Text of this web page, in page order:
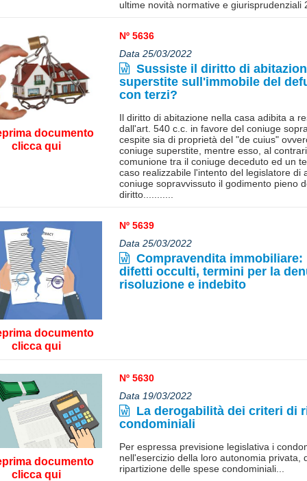
ultime novità normative e giurisprudenziali
documento
clicca qui
Nº 5636
Data 25/03/2022
Sussiste il diritto di
superstite sull'immobile del
con terzi?
Il diritto di abitazione nella casa adibita a
dall'art. 540 c.c. in favore del coniuge
cespite sia di proprietà del "de cuius"
coniuge superstite, mentre esso, al
comunione tra il coniuge deceduto ed un
caso realizzabile l'intento del legislatore di
coniuge sopravvissuto il godimento pieno
diritto...........
documento
clicca qui
Nº 5639
Data 25/03/2022
Compravendita
difetti occulti, termini per la
risoluzione e indebito
documento
clicca qui
Nº 5630
Data 19/03/2022
La derogabilità dei criteri di
condominiali
Per espressa previsione legislativa i
nell'esercizio della loro autonomia privata,
ripartizione delle spese condominiali...